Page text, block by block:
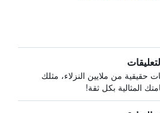
حقيقية من ملايين النزلاء، مثلك
المثالية بكل ثقة!